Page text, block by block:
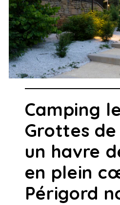
Camping
Grottes
un havre
en plein
Périgord